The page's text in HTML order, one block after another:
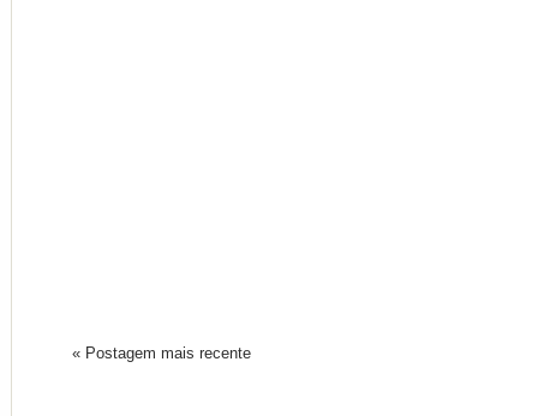
« Postagem mais recente